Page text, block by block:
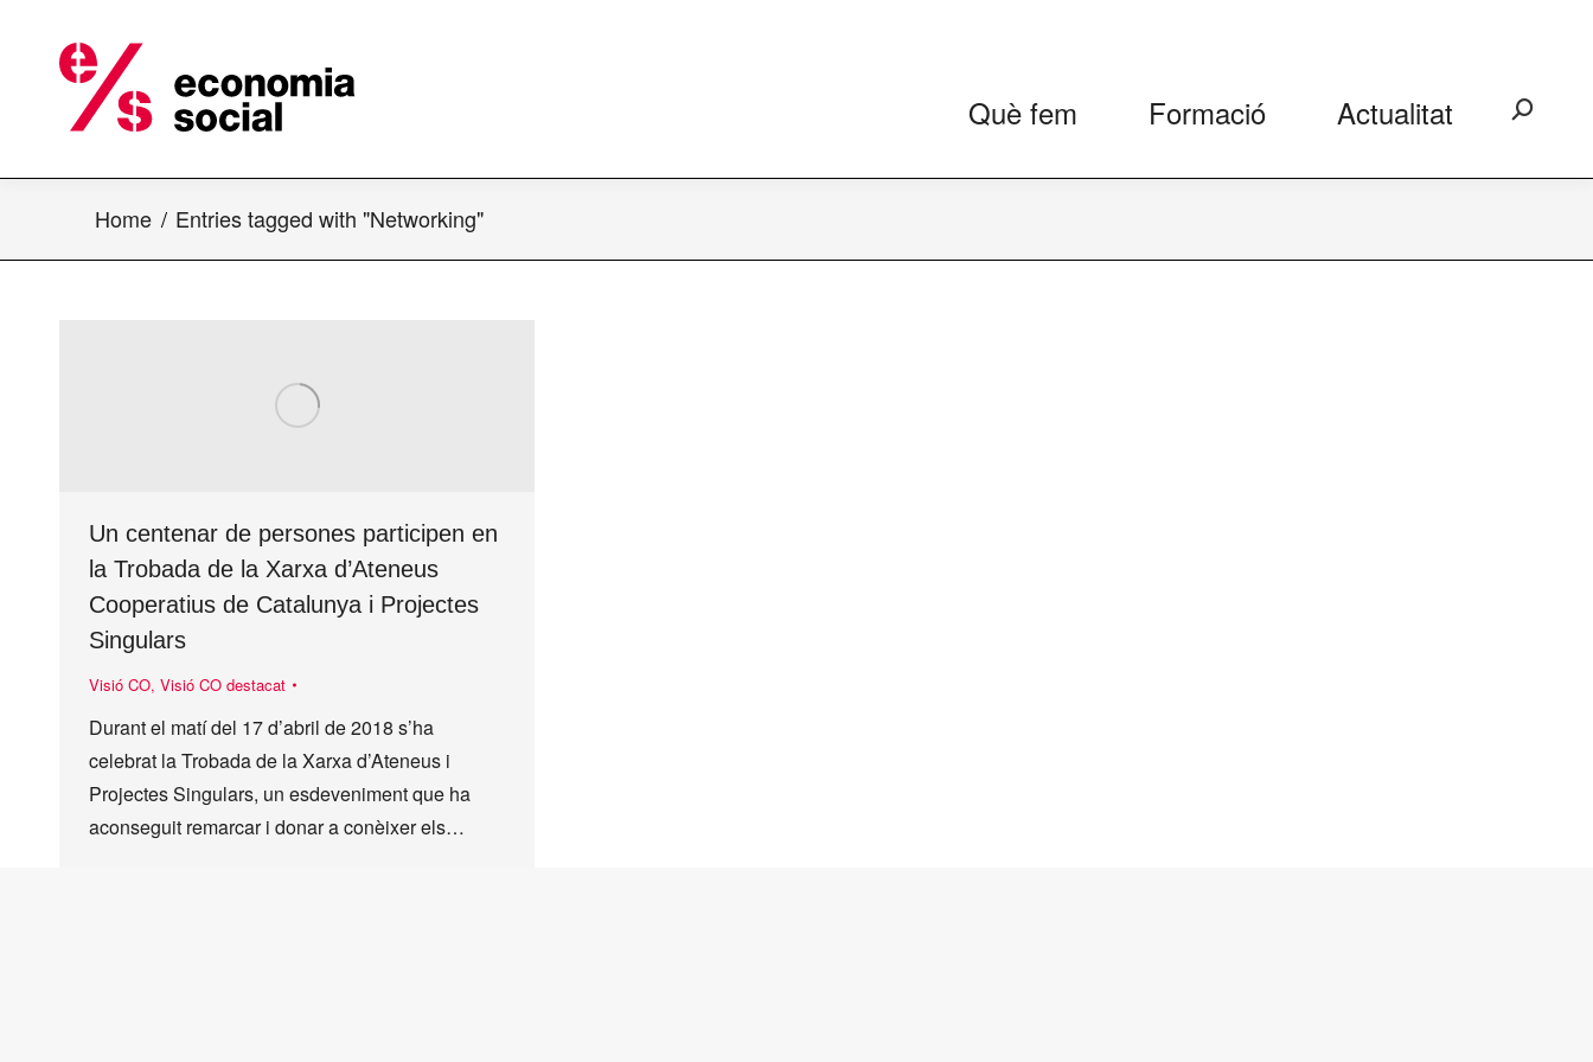
Què fem Formació Actualitat Search:
Home Entries tagged with "Networking"
Un centenar de persones participen en
la Trobada de la Xarxa d’Ateneus
Cooperatius de Catalunya i Projectes
Singulars
Visió CO, Visió CO destacat
Durant el matí del 17 d’abril de 2018 s’ha
celebrat la Trobada de la Xarxa d’Ateneus i
Projectes Singulars, un esdeveniment que ha
aconseguit remarcar i donar a conèixer els…